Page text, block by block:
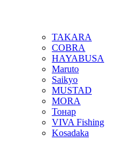
TAKARA
COBRA
HAYABUSA
Maruto
Saikyo
MUSTAD
MORA
Тонар
VIVA Fishing
Kosadaka